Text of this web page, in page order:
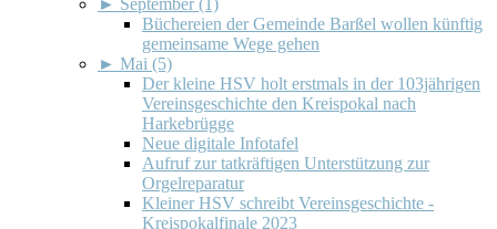
Büchereien der Gemeinde Barßel wollen künftig
gemeinsame Wege gehen
► Mai (5)
Der kleine HSV holt erstmals in der 103jährigen
Vereinsgeschichte den Kreispokal nach
Harkebrügge
Neue digitale Infotafel
Aufruf zur tatkräftigen Unterstützung zur
Orgelreparatur
Kleiner HSV schreibt Vereinsgeschichte -
Kreispokalfinale 2023